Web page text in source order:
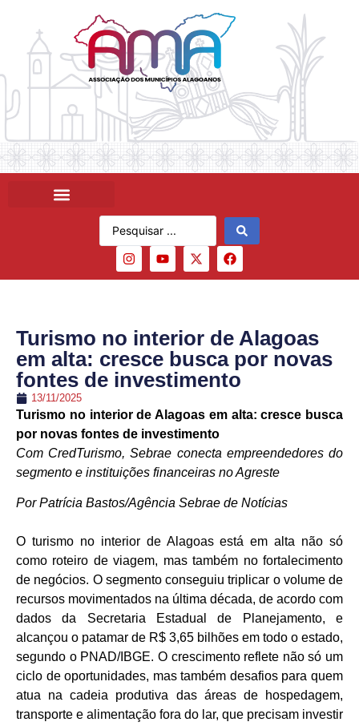
Turismo no interior de Alagoas
em alta: cresce busca por novas
fontes de investimento
13/11/2025
Turismo no interior de Alagoas em alta: cresce busca
por novas fontes de investimento
Com CredTurismo, Sebrae conecta empreendedores do
segmento e instituições financeiras no Agreste
Por Patrícia Bastos/Agência Sebrae de Notícias
O turismo no interior de Alagoas está em alta não só
como roteiro de viagem, mas também no fortalecimento
de negócios. O segmento conseguiu triplicar o volume de
recursos movimentados na última década, de acordo com
dados da Secretaria Estadual de Planejamento, e
alcançou o patamar de R$ 3,65 bilhões em todo o estado,
segundo o PNAD/IBGE. O crescimento reflete não só um
ciclo de oportunidades, mas também desafios para quem
atua na cadeia produtiva das áreas de hospedagem,
transporte e alimentação fora do lar, que precisam investir